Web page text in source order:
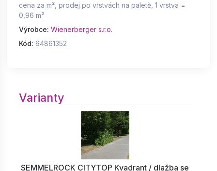
cena za m², prodej po vrstvách na paletě, 1 vrstva =
0,96 m²
Výrobce: Wienerberger s.r.o.
Kód: 64861352
Varianty
SEMMELROCK CITYTOP Kvadrant / dlažba se